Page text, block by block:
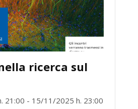
ricerca sul
21:00 - 15/11/2025 h. 23:00